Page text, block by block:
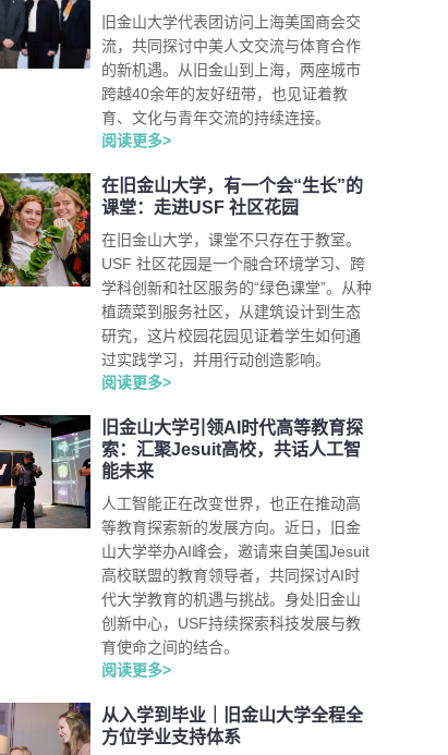
旧金山大学代表团访问上海美国商会交
流，共同探讨中美人文交流与体育合作
的新机遇。从旧金山到上海，两座城市
跨越40余年的友好纽带，也见证着教
育、文化与青年交流的持续连接。
阅读更多>
在旧金山大学，有一个会“生长”的
课堂：走进USF 社区花园
在旧金山大学，课堂不只存在于教室。
USF 社区花园是一个融合环境学习、跨
学科创新和社区服务的“绿色课堂”。从种
植蔬菜到服务社区，从建筑设计到生态
研究，这片校园花园见证着学生如何通
过实践学习，并用行动创造影响。
阅读更多>
旧金山大学引领AI时代高等教育探
索：汇聚Jesuit高校，共话人工智
能未来
人工智能正在改变世界，也正在推动高
等教育探索新的发展方向。近日，旧金
山大学举办AI峰会，邀请来自美国Jesuit
高校联盟的教育领导者，共同探讨AI时
代大学教育的机遇与挑战。身处旧金山
创新中心，USF持续探索科技发展与教
育使命之间的结合。
阅读更多>
从入学到毕业｜旧金山大学全程全
方位学业支持体系